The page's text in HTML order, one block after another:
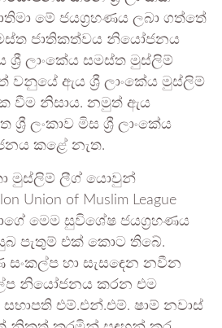
මේ ජයග්‍රහණය ලබා ගත්තේ
ජාතිකත්වය නියෝජනය
ලාංකේය සමස්ත මුස්ලිම්
වනුයේ ඇය ශ්‍රී ලාංකේය මුස්ලිම්
වීම නිසාය. නමුත් ඇය
ලංකාව මිස ශ්‍රී ලාංකේය
කළේ නැත.
මුස්ලිම් ලීග් යොවුන්
Union of Muslim League
මෙම සුවිශේෂ ජයග්‍රහණය
පැතුම් එක් කොට තිබේ.
හා සැසඳෙන නවීන
නියෝජනය කරන එම
එම්.එන්.එම්. ෂාම් නවාස්